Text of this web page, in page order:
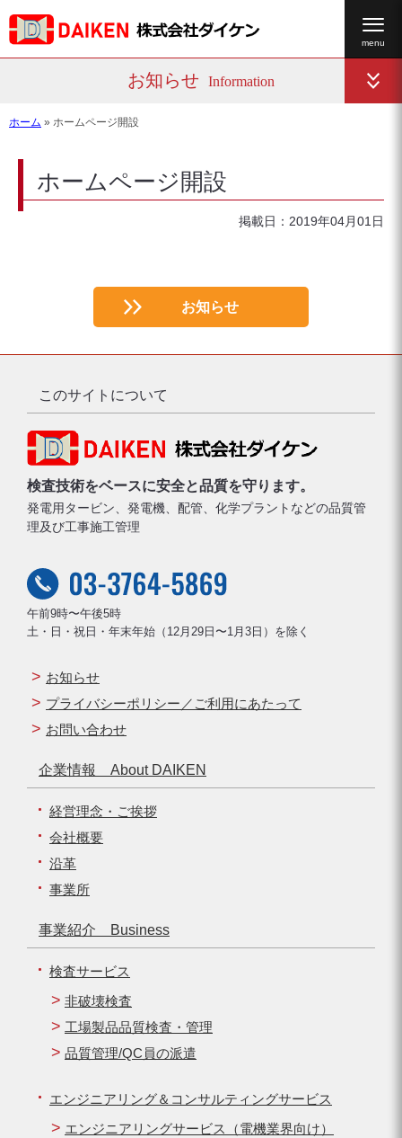
お知らせ Information
ホーム » ホームページ開設
ホームページ開設
掲載日：2019年04月01日
お知らせ
このサイトについて
検査技術をベースに安全と品質を守ります。
発電用タービン、発電機、配管、化学プラントなどの品質管
理及び工事施工管理
午前9時〜午後5時
土・日・祝日・年末年始（12月29日〜1月3日）を除く
お知らせ
プライバシーポリシー／ご利用にあたって
お問い合わせ
企業情報 About DAIKEN
経営理念・ご挨拶
会社概要
沿革
事業所
事業紹介 Business
検査サービス
非破壊検査
工場製品品質検査・管理
品質管理/QC員の派遣
エンジニアリング＆コンサルティングサービス
エンジニアリングサービス（電機業界向け）